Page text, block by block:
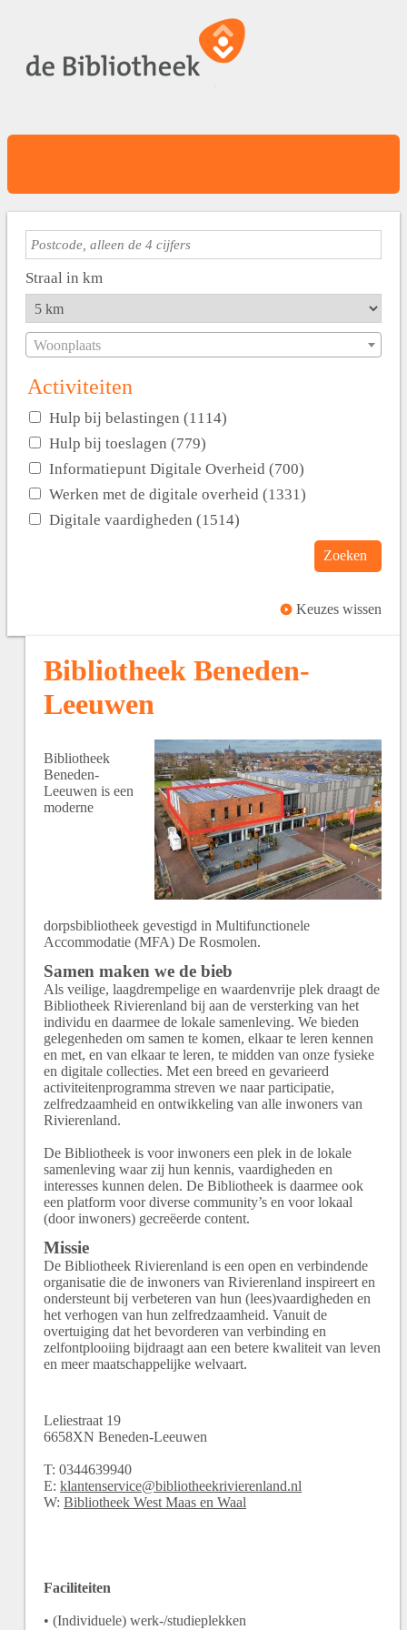
Straal in km
Woonplaats
Activiteiten
Hulp bij belastingen (1114)
Hulp bij toeslagen (779)
Informatiepunt Digitale Overheid (700)
Werken met de digitale overheid (1331)
Digitale vaardigheden (1514)
Zoeken
Keuzes wissen
Bibliotheek Beneden-
Leeuwen
Bibliotheek
Beneden-
Leeuwen is een
moderne
dorpsbibliotheek gevestigd in Multifunctionele
Accommodatie (MFA) De Rosmolen.
Samen maken we de bieb
Als veilige, laagdrempelige en waardenvrije plek draagt de
Bibliotheek Rivierenland bij aan de versterking van het
individu en daarmee de lokale samenleving. We bieden
gelegenheden om samen te komen, elkaar te leren kennen
en met, en van elkaar te leren, te midden van onze fysieke
en digitale collecties. Met een breed en gevarieerd
activiteitenprogramma streven we naar participatie,
zelfredzaamheid en ontwikkeling van alle inwoners van
Rivierenland.
De Bibliotheek is voor inwoners een plek in de lokale
samenleving waar zij hun kennis, vaardigheden en
interesses kunnen delen. De Bibliotheek is daarmee ook
een platform voor diverse community’s en voor lokaal
(door inwoners) gecreëerde content.
Missie
De Bibliotheek Rivierenland is een open en verbindende
organisatie die de inwoners van Rivierenland inspireert en
ondersteunt bij verbeteren van hun (lees)vaardigheden en
het verhogen van hun zelfredzaamheid. Vanuit de
overtuiging dat het bevorderen van verbinding en
zelfontplooiing bijdraagt aan een betere kwaliteit van leven
en meer maatschappelijke welvaart.
Leliestraat 19
6658XN Beneden-Leeuwen
T: 0344639940
E: klantenservice@bibliotheekrivierenland.nl
W: Bibliotheek West Maas en Waal
Faciliteiten
• (Individuele) werk-/studieplekken